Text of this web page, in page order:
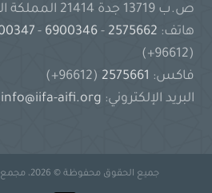
ص.ب 13719 جدة 21414 المملكة العربية السعودية
هاتف:
-
6900346
-
6900347
(96612+)
فاكس:
(96612+)
البريد الإلكتروني: info@iifa-aifi.org
جميع الحقوق محفوظة © 2026، مجمع الفقه الإسلامي الدولي